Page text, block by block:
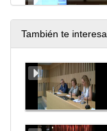
También te